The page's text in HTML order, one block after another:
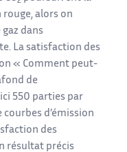
rouge, alors on
dans
La satisfaction des
« Comment peut-
de
550 parties par
d’émission
des
résultat précis